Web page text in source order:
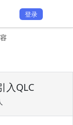
登录
入QLC